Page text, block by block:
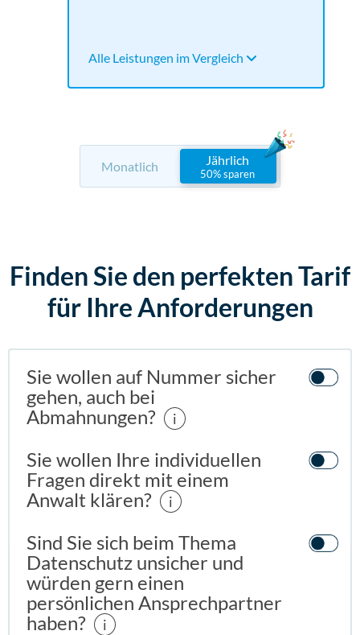
Alle Leistungen im Vergleich
Alle Leistungen im Vergleich
Monatlich Jährlich
50% sparen
Finden Sie den perfekten Tarif
für Ihre Anforderungen
Sie wollen auf Nummer sicher
gehen, auch bei
Abmahnungen?
i
Sie wollen Ihre individuellen
Fragen direkt mit einem
Anwalt klären?
i
Sind Sie sich beim Thema
Datenschutz unsicher und
würden gern einen
persönlichen Ansprechpartner
haben?
i